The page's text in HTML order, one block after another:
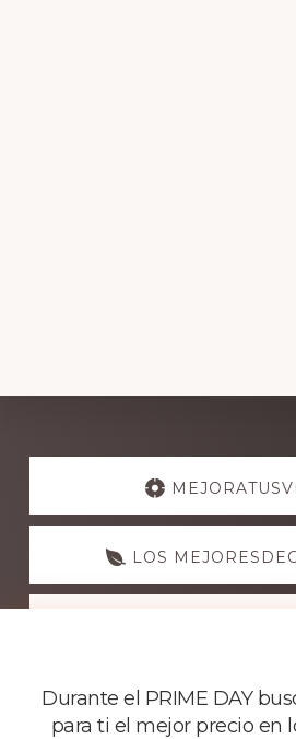
Durante el PRIME DAY
para ti el mejor precio en
Explore
LOS